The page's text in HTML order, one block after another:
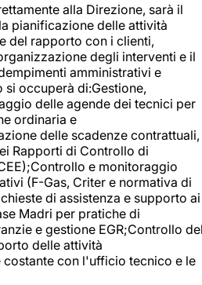
alla Direzione, sarà il
pianificazione delle attività
del rapporto con i clienti,
degli interventi e il
amministrativi e
occuperà di:Gestione,
delle agende dei tecnici per
ordinaria e
delle scadenze contrattuali,
Rapporti di Controllo di
e monitoraggio
(F-Gas, Criter e normativa di
di assistenza e supporto ai
Madri per pratiche di
e gestione EGR;Controllo
delle attività
con l'ufficio tecnico e le